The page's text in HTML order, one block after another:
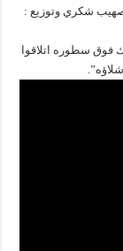
صهيب شكري وتوزيع :
فوق سطوره اتلاقوا